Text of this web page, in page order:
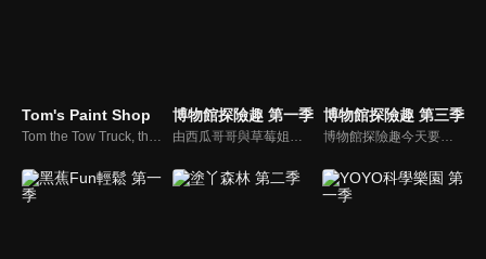
Tom's Paint Shop
Tom the Tow Truck, the famous truck of Car City, also washes his friends ! Tom welcomes his cars and trucs friends into his brand new Car Wash and cleans them, they come out totally washed like brand new cars!
博物館探險趣 第一季
由西瓜哥哥與草莓姐姐攜手主持，西瓜哥哥擅長繪畫藝術，草莓姐姐則為台北藝術大學音樂研究所高材生，他們兩人將各自發揮所長，帶著大小朋友一起環遊台灣博物館。
博物館探險趣 第三季
博物館探險趣今天要帶大家前往布袋戲的世界。西瓜哥哥與草莓姊姊演出武松打虎戲碼，西瓜松不忍棒打裝可愛的草莓老虎，正當兩人擔心短劇不知如何收尾，威璁老師出現了，帶他們到有戲看有戲演的地方參觀。